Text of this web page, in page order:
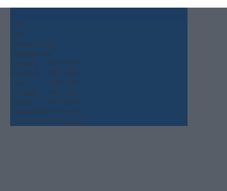
°
C
+37°
+25°
Θεσσαλονίκη
Σάββατο, 08
Κυριακή
+36°+28°
Δευτέρα
+35°+26°
Τρίτη
+36°+25°
Τετάρτη
+37°+26°
Πέμπτη
+36°+25°
Παρασκευή+31°+25°
Πρόγνωση για 7 μέρες